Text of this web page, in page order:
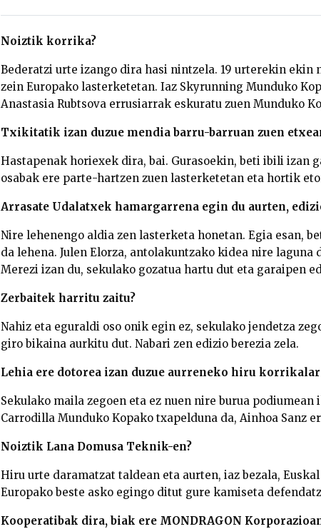
Noiztik korrika?
Bederatzi urte izango dira hasi nintzela. 19 urterekin
zein Europako lasterketetan. Iaz Skyrunning Munduko
Anastasia Rubtsova errusiarrak eskuratu zuen Munduko
Txikitatik izan duzue mendia barru-barruan zuen
Hastapenak horiexek dira, bai. Gurasoekin, beti ibili izan
osabak ere parte-hartzen zuen lasterketetan eta hortik
Arrasate Udalatxek hamargarrena egin du aurten,
Nire lehenengo aldia zen lasterketa honetan. Egia esan,
da lehena. Julen Elorza, antolakuntzako kidea nire laguna
Merezi izan du, sekulako gozatua hartu dut eta garaipen
Zerbaitek harritu zaitu?
Nahiz eta eguraldi oso onik egin ez, sekulako jendetza
giro bikaina aurkitu dut. Nabari zen edizio berezia zela.
Lehia ere dotorea izan duzue aurreneko hiru
Sekulako maila zegoen eta ez nuen nire burua
Carrodilla Munduko Kopako txapelduna da, Ainhoa Sanz
Noiztik Lana Domusa Teknik-en?
Hiru urte daramatzat taldean eta aurten, iaz bezala,
Europako beste asko egingo ditut gure kamiseta
Kooperatibak dira, biak ere MONDRAGON